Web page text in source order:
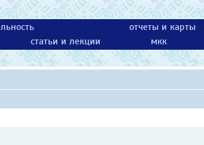
отчеты и карты
статьи и лекции мкк